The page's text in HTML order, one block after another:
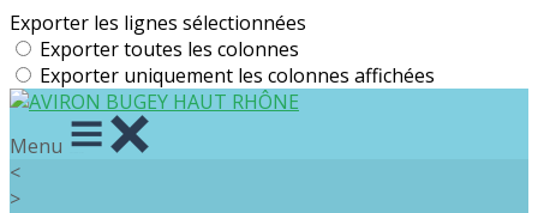
Exporter les lignes sélectionnées
Exporter toutes les colonnes
Exporter uniquement les colonnes affichées
Menu
<
>